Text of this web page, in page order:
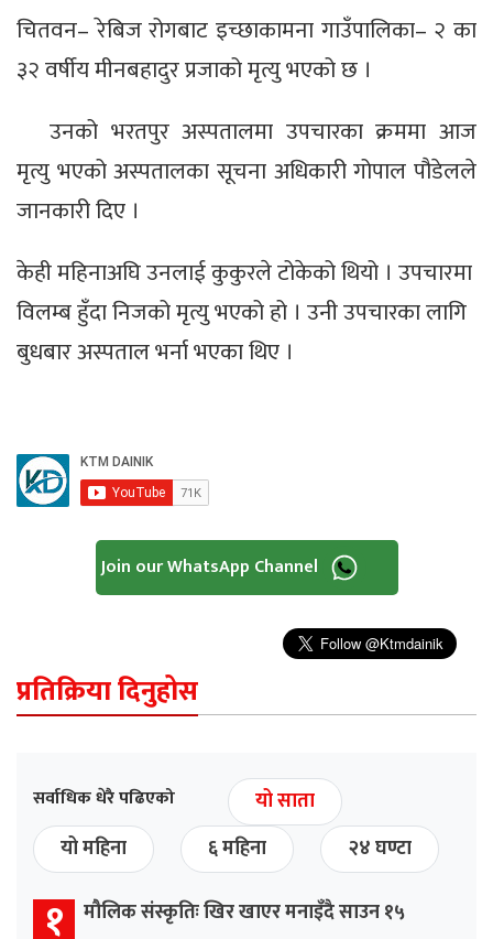
चितवन– रेबिज रोगबाट इच्छाकामना गाउँपालिका– २ का
३२ वर्षीय मीनबहादुर प्रजाको मृत्यु भएको छ ।
उनको भरतपुर अस्पतालमा उपचारका क्रममा आज
मृत्यु भएको अस्पतालका सूचना अधिकारी गोपाल पौडेलले
जानकारी दिए ।
केही महिनाअघि उनलाई कुकुरले टोकेको थियो । उपचारमा
विलम्ब हुँदा निजको मृत्यु भएको हो । उनी उपचारका लागि
बुधबार अस्पताल भर्ना भएका थिए ।
Join our WhatsApp Channel
प्रतिक्रिया दिनुहोस
सर्वाधिक धेरै पढिएको
यो साता
यो महिना
६ महिना २४ घण्टा
१ मौलिक संस्कृतिः खिर खाएर मनाइँदै साउन १५